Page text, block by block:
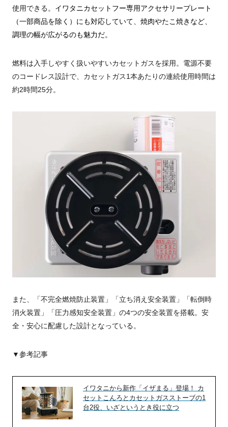
使用できる。 イワタニカセットフー専用アクセサリープレート
（一部商品を除く）にも対応していて、焼肉やたこ焼きなど、
調理の幅が広がるのも魅力だ。
燃料は入手しやすく扱いやすいカセットガスを採用。電源不要
のコードレス設計で、カセットガス1本あたりの連続使用時間は
約2時間25分。
また、「不完全燃焼防止装置」「立ち消え安全装置」「転倒時
消火装置」「圧力感知安全装置」の4つの安全装置を搭載。安
全・安心に配慮した設計となっている。
▼参考記事
イワタニから新作「イザまる」登場！ カ
セットこんろとカセットガスストーブの1
台2役、いざというとき役に立つ